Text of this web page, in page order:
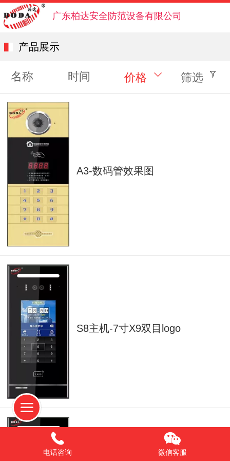
广东柏达安全防范设备有限公司
产品展示
名称 时间 价格 筛选
A3-数码管效果图
S8主机-7寸X9双目logo
电话咨询 微信客服